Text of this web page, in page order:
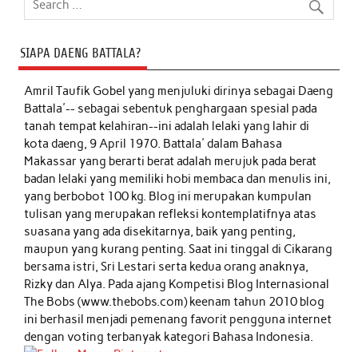
SIAPA DAENG BATTALA?
Amril Taufik Gobelyang menjuluki dirinya sebagai Daeng
Battala'-- sebagai sebentuk penghargaan spesial pada
tanah tempat kelahiran--ini adalah lelaki yang lahir di
kota daeng, 9 April 1970. Battala' dalam Bahasa
Makassar yang berarti berat adalah merujuk pada berat
badan lelaki yang memiliki hobi membaca dan menulis ini,
yang berbobot 100 kg. Blog ini merupakan kumpulan
tulisan yang merupakan refleksi kontemplatifnya atas
suasana yang ada disekitarnya, baik yang penting,
maupun yang kurang penting. Saat ini tinggal di Cikarang
bersama istri, Sri Lestari serta kedua orang anaknya,
Rizky dan Alya. Pada ajang Kompetisi Blog Internasional
The Bobs (www.thebobs.com) keenam tahun 2010 blog
ini berhasil menjadi pemenang favorit pengguna internet
dengan voting terbanyak kategori Bahasa Indonesia.